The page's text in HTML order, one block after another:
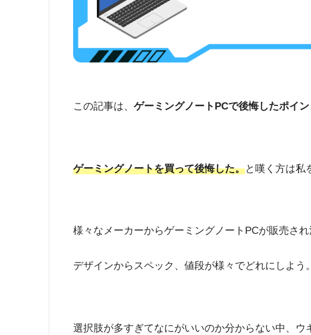
この記事は、 ゲーミングノートPCで後悔したポイン
ゲーミングノートを買って後悔した。と嘆く方は私
様々なメーカーからゲーミングノートPCが販売さ
デザインからスペック、値段が様々でどれにしよう。
選択肢が多すぎてなにがいいのか分からない中、ウ